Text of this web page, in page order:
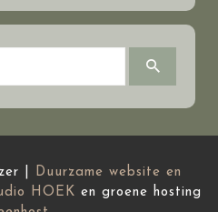
| Duurzame website en
HOEK en groene hosting